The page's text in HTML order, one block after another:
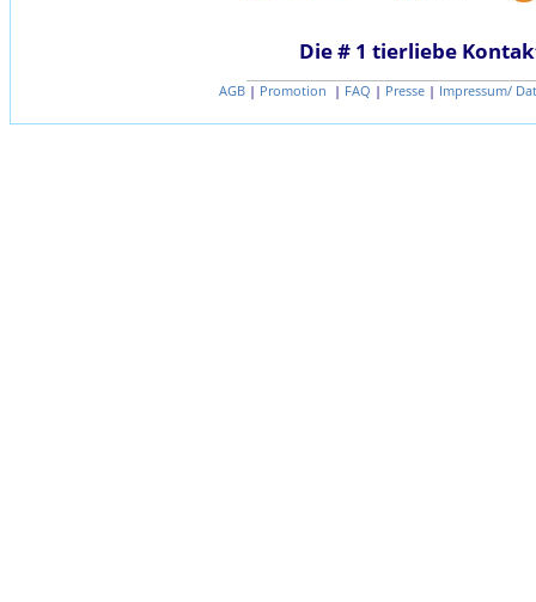
Die # 1 tierliebe
AGB | Promotion | FAQ | Presse | Impressum/